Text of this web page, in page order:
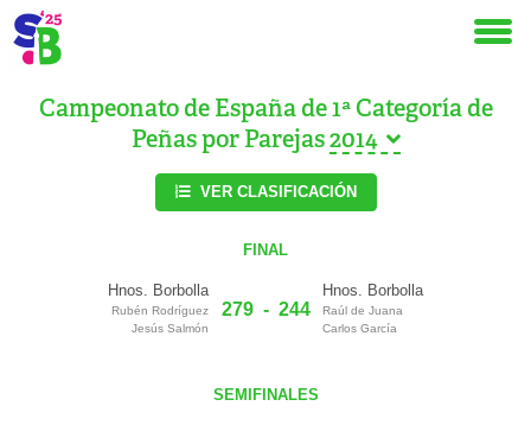
Campeonato de España de 1ª Categoría de
Peñas por Parejas
VER CLASIFICACIÓN
FINAL
Hnos. Borbolla
Rubén Rodríguez
Jesús Salmón
279 - 244
Hnos. Borbolla
Raúl de Juana
Carlos García
SEMIFINALES